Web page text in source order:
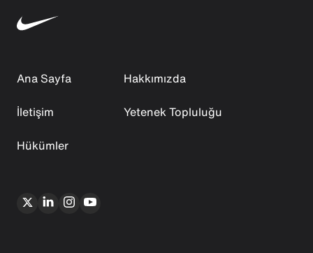
Ana Sayfa
Hakkımızda
İletişim
Yetenek Topluluğu
Hükümler